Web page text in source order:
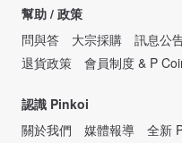
幫助 / 政策
問與答
大宗採購 訊息公
退貨政策
會員制度 & P
認識 Pinkoi
關於我們
媒體報導 全新